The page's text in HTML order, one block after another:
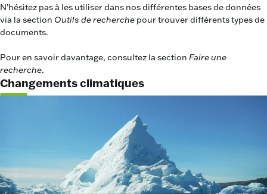
N’hésitez pas à les utiliser dans nos différentes bases de données
via la section Outils de recherche pour trouver différents types de
documents.
Pour en savoir davantage, consultez la section Faire une
recherche.
Changements climatiques